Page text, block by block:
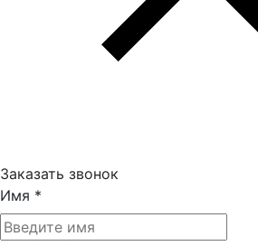
Заказать звонок
Имя *